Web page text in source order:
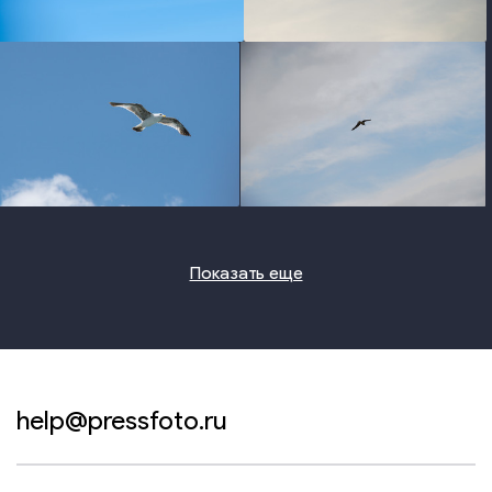
photo photo
Показать еще
help@pressfoto.ru